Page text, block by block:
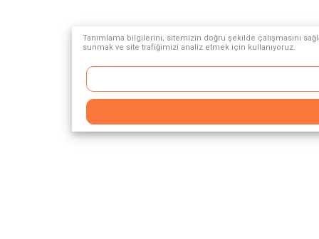
Tanımlama bilgilerini; sitemizin doğru şekilde çalışmasını
sunmak ve site trafiğimizi analiz etmek için kullanıyoruz.